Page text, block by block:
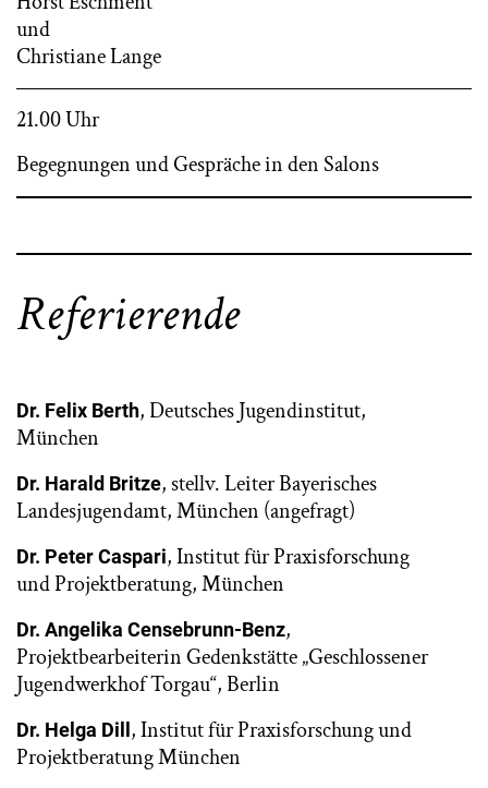
und
Christiane Lange
21.00 Uhr
Begegnungen und Gespräche in den Salons
Referierende
Dr. Felix Berth, Deutsches Jugendinstitut,
München
Dr. Harald Britze, stellv. Leiter Bayerisches
Landesjugendamt, München (angefragt)
Dr. Peter Caspari, Institut für Praxisforschung
und Projektberatung, München
Dr. Angelika Censebrunn-Benz,
Projektbearbeiterin Gedenkstätte „Geschlossener
Jugendwerkhof Torgau“, Berlin
Dr. Helga Dill , Institut für Praxisforschung und
Projektberatung München